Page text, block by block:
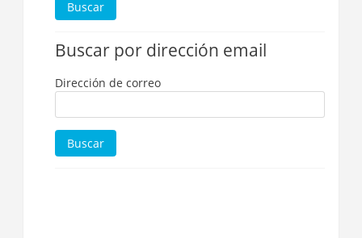
Buscar por dirección email
Dirección de correo